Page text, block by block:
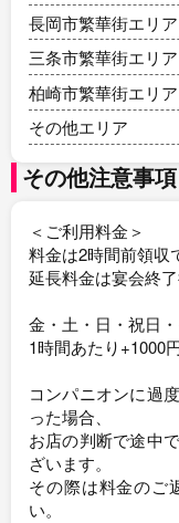
長岡市繁華街エリア
三条市繁華街エリア
柏崎市繁華街エリア
その他エリア
その他注意事項
＜ご利用料金＞
料金は2時間前領収
延長料金は宴会終
金・土・日・祝日
1時間あたり+1000
コンパニオンに過
った場合、
お店の判断で途中
ざいます。
その際は料金のご
い。